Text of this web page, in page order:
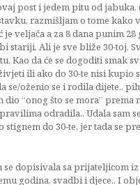
post i jedem pitu od jabuka,
razmišljam o tome kako
je veljača a za 8 dana punim 28
stariji. Ali je sve bliže 30-toj.
Kao da će se dogoditi smak
ili ako do 30-te nisi kupio
se/oženio se i rodila dijete..
dio “onog što se mora” prema
odradila.. Udala sam
stignem do 30-te, jer tada se
se dopisivala sa prijateljicom
godina, svadbi i djece.. I